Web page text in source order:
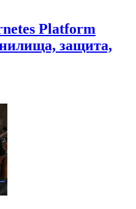
Platform
защита,